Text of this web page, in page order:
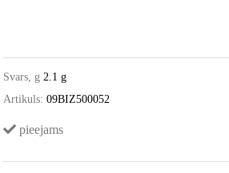
Svars, g 2.1 g
Artikuls: 09BIZ500052
pieejams